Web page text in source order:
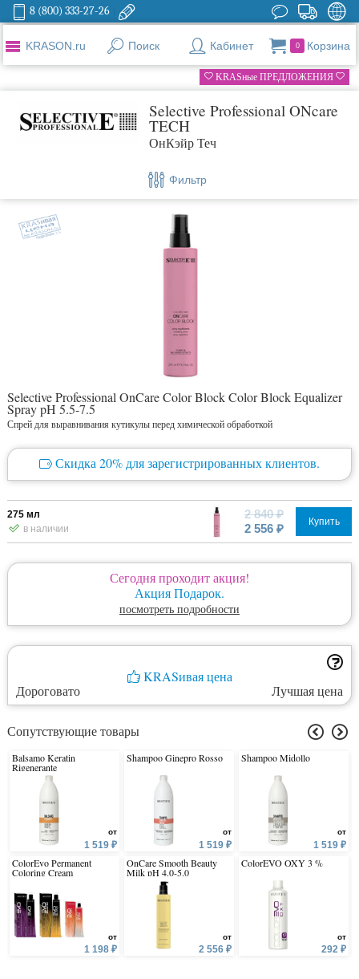
8 (800) 333-27-26
KRASON.ru Поиск Кабинет 0 Корзина
KRASные ПРЕДЛОЖЕНИЯ
Selective Professional ONcare
TECH
ОнКэйр Теч
Фильтр
Selective Professional OnCare Color Block Color Block Equalizer
Spray pH 5.5-7.5
Спрей для выравнивания кутикулы перед химической обработкой
Скидка 20% для зарегистрированных клиентов.
275 мл
в наличии
2 840 ₽
2 556 ₽
Купить
Сегодня проходит акция!
Акция Подарок.
посмотреть подробности
KRASивая цена
Дороговато
Лучшая цена
Сопутствующие товары
Balsamo Keratin
Rigenerante
от
1 519 ₽
ColorEvo Permanent
Coloring Cream
от
1 198 ₽
Shampoo Ginepro Rosso
от
1 519 ₽
OnCare Smooth Beauty
Milk pH 4.0-5.0
от
2 556 ₽
Shampoo Midollo
от
1 519 ₽
ColorEVO OXY 3 %
от
292 ₽